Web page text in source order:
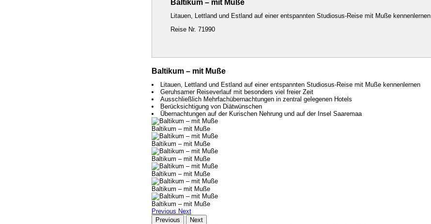
Baltikum – mit Muße
Litauen, Lettland und Estland auf einer entspannten Studiosus-Reise mit Muße kennenlernen
Reise Nr. 71990
Baltikum – mit Muße
Litauen, Lettland und Estland auf einer entspannten Studiosus-Reise mit Muße kennenlernen
Geruhsamer Reiseverlauf mit besonders viel freier Zeit
Ausschließlich Mehrfachübernachtungen in zentral gelegenen Hotels
Berücksichtigung von Diätwünschen
Übernachtungen auf der Kurischen Nehrung und auf der Insel Saaremaa
Baltikum – mit Muße
Baltikum – mit Muße
Baltikum – mit Muße
Baltikum – mit Muße
Baltikum – mit Muße
Baltikum – mit Muße
Previous Next
Previous
Next